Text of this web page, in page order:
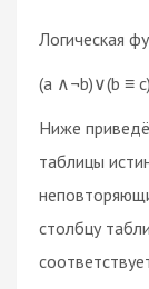
Логическая
(a ∧¬b)∨(b ≡
Ниже
таблицы
столбцу